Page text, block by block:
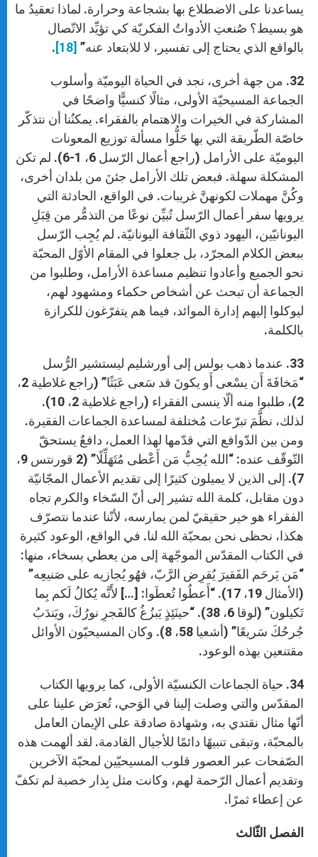
يساعدنا على الاضطلاع بها بشجاعة وحرارة. لماذا تعقيدُ ما
هو بسيط؟ صُنعتِ الأدواتُ الفكريّة كي تؤيِّد الاتّصال
بالواقع الذي يحتاج إلى تفسير، لا للابتعاد عنه” [18]
.
32. من جهة أخرى، نجد في الحياة اليوميّة وأسلوب
الجماعة المسيحيّة الأولى، مثالًا كنسيًّا واضحًا في
المشاركة في الخيرات والاهتمام بالفقراء. يمكنُنا أن نتذكّر
خاصّة الطّريقة التي بها حَلُّوا مسألة توزيع المعونات
اليوميّة على الأرامل (راجع أعمال الرّسل 6، 1-6). لم تكن
المشكلة سهلة. فبعض تلك الأرامل جئنَ من بلدان أخرى،
وكُنَّ مهملات لكونهنَّ غريبات. في الواقع، الحادثة التي
يرويها سفر أعمال الرّسل تُبيِّن نوعًا من التذمُّر من قِبَلِ
اليونانيّين، اليهود ذوي الثّقافة اليونانيّة. لم يُجِب الرّسل
ببعض الكلام المجرّد، بل جعلوا في المقام الأوّل المحبّة
نحو الجميع وأعادوا تنظيم مساعدة الأرامل، وطلبوا من
الجماعة أن تبحث عن أشخاص حكماء ومشهود لهم،
ليوكلوا إليهم إدارة الموائد، فيما هم يتفرّغون للكرازة
بالكلمة.
33. عندما ذهب بولس إلى أورشليم ليستشير الرُّسل
“مَخافَةَ أَن يسْعى أَو يكونَ قد سَعى عَبَثًا” (راجع غلاطية 2،
2)، طلبوا منه ألّا ينسى الفقراء (راجع غلاطية 2، 10).
لذلك، نظَّمَ تبرّعات مُختلفة لمساعدة الجماعات الفقيرة.
ومن بين الدّوافع التي قدّمها لهذا العمل، دافعٌ يستحقّ
التّوقّف عنده: “الله يُحِبُّ مَن أَعْطى مُتَهَلِّلًا” (2 قورنتس 9،
7). إلى الذين لا يميلون كثيرًا إلى تقديم الأعمال المجّانيّة
دون مقابل، كلمة الله تشير إلى أنّ السّخاء والكرم تجاه
الفقراء هو خير حقيقيّ لمن يمارسه، لأنّنا عندما نتصرّف
هكذا، نحظى نحن بمحبّة الله لنا. في الواقع، الوعود كثيرة
في الكتاب المقدّس الموجّهة إلى من يعطي بسخاء، منها:
“مَن يَرحَم الفَقيرَ يُقرِض الرَّبّ، فهُو يُجازيه على صَنيعِه”
(الأمثال 19، 17). “أَعطُوا تُعطَوا: […] لأَنَّه يُكالُ لَكم بِما
تَكيلون” (لوقا 6، 38). “حينَئِذٍ يَبزُغُ كالفَجرِ نورُكَ، ويَندَبُ
جُرحُكَ سَريعًا” (أشعيا 58، 8). وكان المسيحيّون الأوائل
مقتنعين بهذه الوعود.
34. حياة الجماعات الكنسيّة الأولى، كما يرويها الكتاب
المقدّس والتي وصلت إلينا في الوَحي، تُعرَض علينا على
أنّها مثال نقتدي به، وشهادة صادقة على الإيمان العامل
بالمحبّة، وتبقى تنبيهًا دائمًا للأجيال القادمة. لقد ألهمت هذه
الصّفحات عبر العصور قلوب المسيحيّين لمحبّة الآخرين
وتقديم أعمال الرّحمة لهم، وكانت مثل بِذار خصبة لم تكفّ
عن إعطاء ثمرًا.
الفصل الثّالث